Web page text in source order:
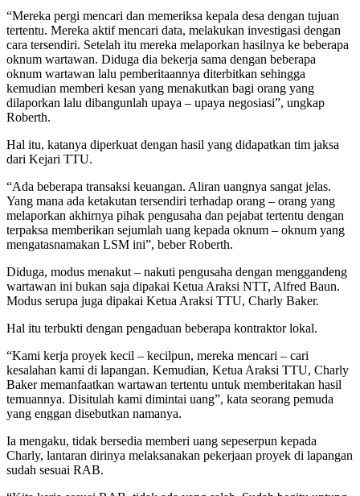
“Mereka pergi mencari dan memeriksa kepala desa dengan tujuan
tertentu. Mereka aktif mencari data, melakukan investigasi dengan
cara tersendiri. Setelah itu mereka melaporkan hasilnya ke beberapa
oknum wartawan. Diduga dia bekerja sama dengan beberapa
oknum wartawan lalu pemberitaannya diterbitkan sehingga
kemudian memberi kesan yang menakutkan bagi orang yang
dilaporkan lalu dibangunlah upaya – upaya negosiasi”, ungkap
Roberth.
Hal itu, katanya diperkuat dengan hasil yang didapatkan tim jaksa
dari Kejari TTU.
“Ada beberapa transaksi keuangan. Aliran uangnya sangat jelas.
Yang mana ada ketakutan tersendiri terhadap orang – orang yang
melaporkan akhirnya pihak pengusaha dan pejabat tertentu dengan
terpaksa memberikan sejumlah uang kepada oknum – oknum yang
mengatasnamakan LSM ini”, beber Roberth.
Diduga, modus menakut – nakuti pengusaha dengan menggandeng
wartawan ini bukan saja dipakai Ketua Araksi NTT, Alfred Baun.
Modus serupa juga dipakai Ketua Araksi TTU, Charly Baker.
Hal itu terbukti dengan pengaduan beberapa kontraktor lokal.
“Kami kerja proyek kecil – kecilpun, mereka mencari – cari
kesalahan kami di lapangan. Kemudian, Ketua Araksi TTU, Charly
Baker memanfaatkan wartawan tertentu untuk memberitakan hasil
temuannya. Disitulah kami dimintai uang”, kata seorang pemuda
yang enggan disebutkan namanya.
Ia mengaku, tidak bersedia memberi uang sepeserpun kepada
Charly, lantaran dirinya melaksanakan pekerjaan proyek di lapangan
sudah sesuai RAB.